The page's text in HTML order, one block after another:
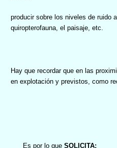
producir sobre los niveles de ruido
quiropterofauna, el paisaje, etc.
Hay que recordar que en las
en explotación y previstos, como
Es por lo que SOLICITA: